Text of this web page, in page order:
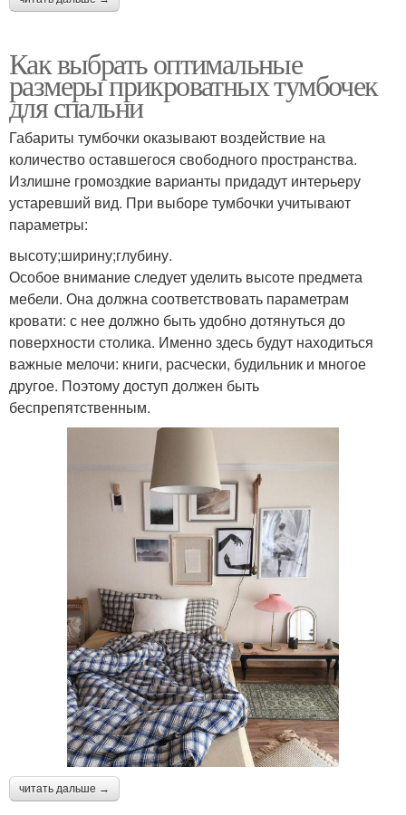
Как выбрать оптимальные
размеры прикроватных тумбочек
для спальни
Габариты тумбочки оказывают воздействие на
количество оставшегося свободного пространства.
Излишне громоздкие варианты придадут интерьеру
устаревший вид. При выборе тумбочки учитывают
параметры:
высоту;ширину;глубину.
Особое внимание следует уделить высоте предмета
мебели. Она должна соответствовать параметрам
кровати: с нее должно быть удобно дотянуться до
поверхности столика. Именно здесь будут находиться
важные мелочи: книги, расчески, будильник и многое
другое. Поэтому доступ должен быть
беспрепятственным.
читать дальше →